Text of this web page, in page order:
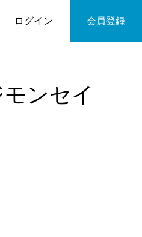
ログイン 会員登録
ンセイ